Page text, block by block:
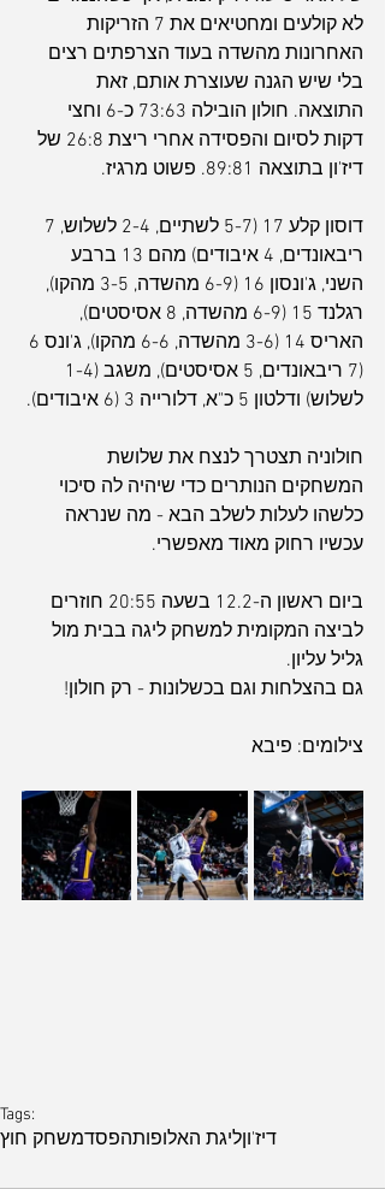
לא קולעים ומחטיאים את 7 הזריקות
האחרונות מהשדה בעוד הצרפתים רצים
בלי שיש הגנה שעוצרת אותם, זאת
התוצאה. חולון הובילה 73:63 כ-6 וחצי
דקות לסיום והפסידה אחרי ריצת 26:8 של
דיז'ון בתוצאה 89:81. פשוט מרגיז.
ריבאונדים, 4 איבודים) מהם 13 ברבע
השני, ג'ונסון 16 (6-9 מהשדה, 3-5 מהקו),
רגלנד 15 (6-9 מהשדה, 8 אסיסטים),
לשלוש) ודלטון 5 כ"א, דלורייה 3 (6 איבודים).
חולוניה תצטרך לנצח את שלושת
המשחקים הנותרים כדי שיהיה לה סיכוי
כלשהו לעלות לשלב הבא - מה שנראה
עכשיו רחוק מאוד מאפשרי.
ביום ראשון ה-12.2 בשעה 20:55 חוזרים
לביצה המקומית למשחק ליגה בבית מול
גליל עליון.
גם בהצלחות וגם בכשלונות - רק חולון!
צילומים: פיבא
Tags:
משחק חוץהפסדליגת האלופותדיז'ון